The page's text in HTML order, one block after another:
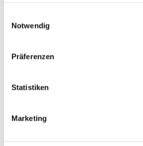
Notwendig
Präferenzen
Statistiken
Marketing